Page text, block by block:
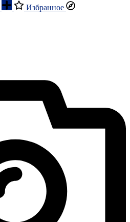
Избранное